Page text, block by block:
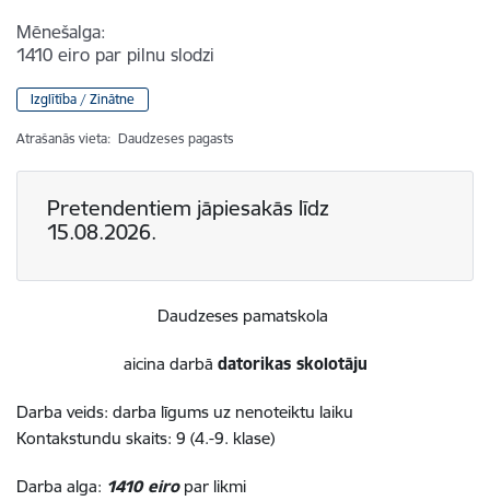
Mēnešalga:
1410 eiro par pilnu slodzi
Izglītība / Zinātne
Atrašanās vieta: Daudzeses pagasts
Pretendentiem jāpiesakās līdz
15.08.2026.
Daudzeses pamatskola
aicina darbā datorikas skolotāju
Darba veids: darba līgums uz nenoteiktu laiku
Kontakstundu skaits: 9 (4.-9. klase)
Darba alga: 1410 eiropar likmi